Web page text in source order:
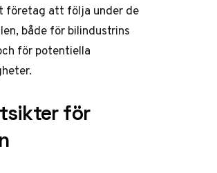
företag att följa under de
både förbilindustrins
för potentiella
.
för